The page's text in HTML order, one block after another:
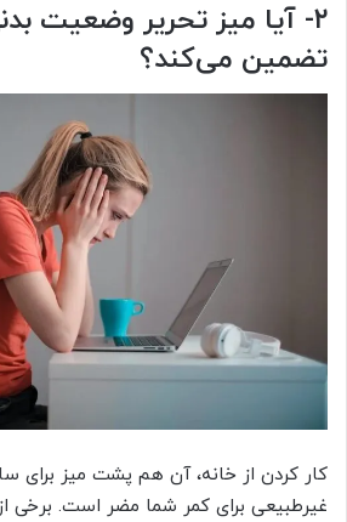
۲- آیا میز تحریر وضعیت
تضمین می‌کند؟
کار کردن از خانه، آن هم پشت میز
غیرطبیعی برای کمر شما مضر است. برخی